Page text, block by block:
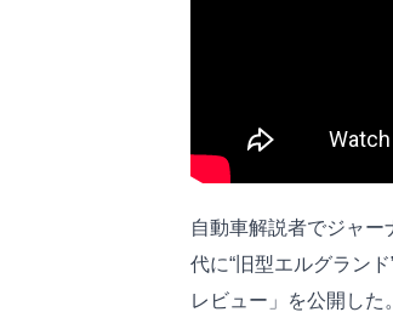
自動車解説者でジャ
代に“旧型エルグラン
レビュー」を公開し